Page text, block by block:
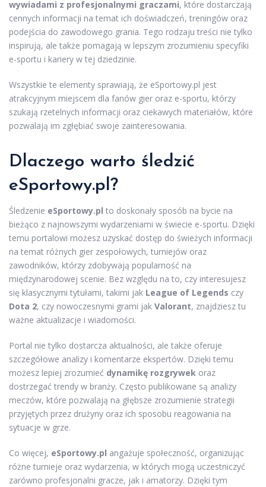
wywiadami z profesjonalnymi graczami, które dostarczają
cennych informacji na temat ich doświadczeń, treningów oraz
podejścia do zawodowego grania. Tego rodzaju treści nie tylko
inspirują, ale także pomagają w lepszym zrozumieniu specyfiki
e-sportu i kariery w tej dziedzinie.
Wszystkie te elementy sprawiają, że eSportowy.pl jest
atrakcyjnym miejscem dla fanów gier oraz e-sportu, którzy
szukają rzetelnych informacji oraz ciekawych materiałów, które
pozwalają im zgłębiać swoje zainteresowania.
Dlaczego warto śledzić
eSportowy.pl?
Śledzenie eSportowy.pl to doskonały sposób na bycie na
bieżąco z najnowszymi wydarzeniami w świecie e-sportu. Dzięki
temu portalowi możesz uzyskać dostęp do świeżych informacji
na temat różnych gier zespołowych, turniejów oraz
zawodników, którzy zdobywają popularność na
międzynarodowej scenie. Bez względu na to, czy interesujesz
się klasycznymi tytułami, takimi jak League of Legends czy
Dota 2, czy nowoczesnymi grami jak Valorant, znajdziesz tu
ważne aktualizacje i wiadomości.
Portal nie tylko dostarcza aktualności, ale także oferuje
szczegółowe analizy i komentarze ekspertów. Dzięki temu
możesz lepiej zrozumieć dynamikę rozgrywek oraz
dostrzegać trendy w branży. Często publikowane są analizy
meczów, które pozwalają na głębsze zrozumienie strategii
przyjętych przez drużyny oraz ich sposobu reagowania na
sytuacje w grze.
Co więcej, eSportowy.pl angażuje społeczność, organizując
różne turnieje oraz wydarzenia, w których mogą uczestniczyć
zarówno profesjonalni gracze, jak i amatorzy. Dzięki tym